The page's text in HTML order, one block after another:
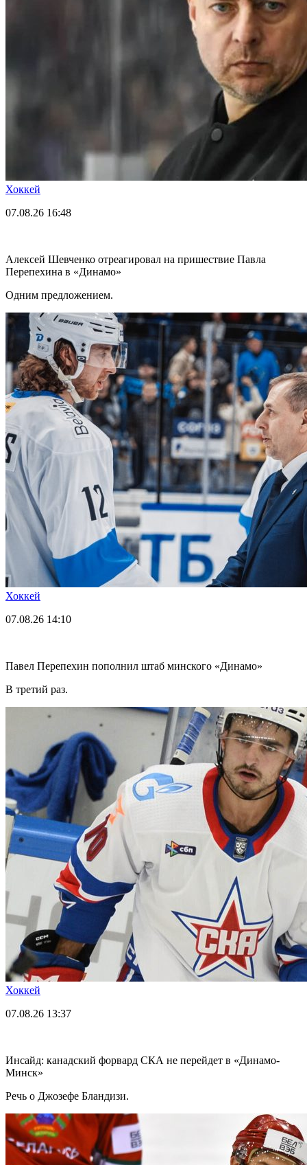
Хоккей
07.08.26 16:48
Алексей Шевченко отреагировал на пришествие Павла
Перепехина в «Динамо»
Одним предложением.
Хоккей
07.08.26 14:10
Павел Перепехин пополнил штаб минского «Динамо»
В третий раз.
Хоккей
07.08.26 13:37
Инсайд: канадский форвард СКА не перейдет в «Динамо-
Минск»
Речь о Джозефе Бландизи.